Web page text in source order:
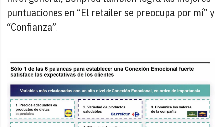
puntuaciones en “El retailer se preocupa por mí” y
“Confianza”.